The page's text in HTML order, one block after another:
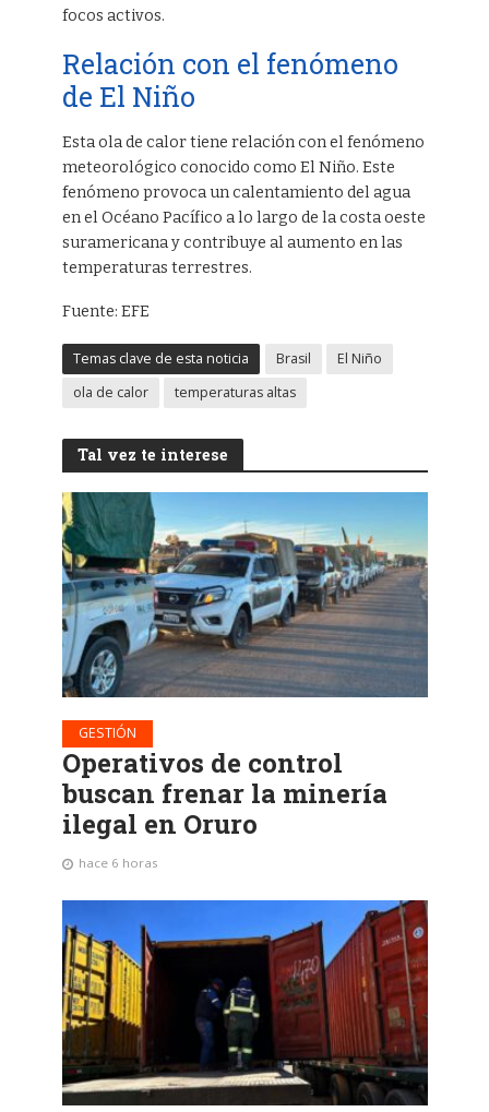
focos activos.
Relación con el fenómeno
de El Niño
Esta ola de calor tiene relación con el fenómeno
meteorológico conocido como El Niño. Este
fenómeno provoca un calentamiento del agua
en el Océano Pacífico a lo largo de la costa oeste
suramericana y contribuye al aumento en las
temperaturas terrestres.
Fuente: EFE
Temas clave de esta noticia Brasil
El Niño
ola de calor
temperaturas altas
Tal vez te interese
GESTIÓN
Operativos de control
buscan frenar la minería
ilegal en Oruro
hace 6 horas